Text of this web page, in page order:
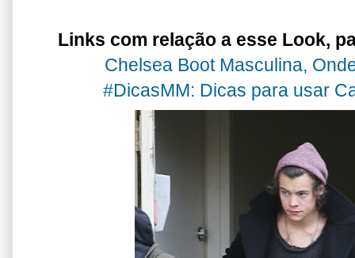
Links com relação a esse Look,
Chelsea Boot Masculina,
#DicasMM: Dicas para usar